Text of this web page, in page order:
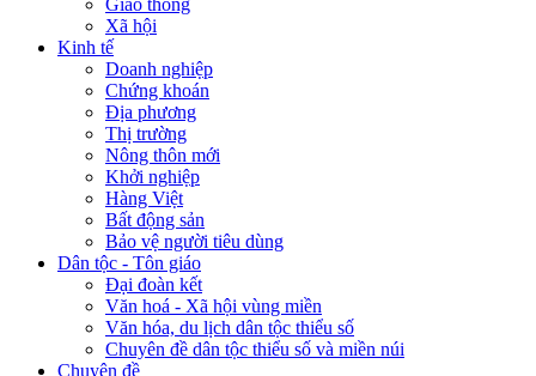
Giao thông
Xã hội
Kinh tế
Doanh nghiệp
Chứng khoán
Địa phương
Thị trường
Nông thôn mới
Khởi nghiệp
Hàng Việt
Bất động sản
Bảo vệ người tiêu dùng
Dân tộc - Tôn giáo
Đại đoàn kết
Văn hoá - Xã hội vùng miền
Văn hóa, du lịch dân tộc thiểu số
Chuyên đề dân tộc thiểu số và miền núi
Chuyên đề